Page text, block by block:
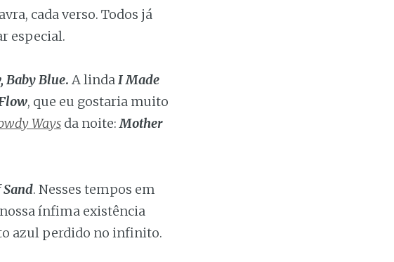
cada verso. Todos já
especial.
Baby Blue. A lindaI Made
, que eu gostaria muito
Ways da noite:Mother
Sand. Nesses tempos em
ínfima existência
azul perdido no infinito.